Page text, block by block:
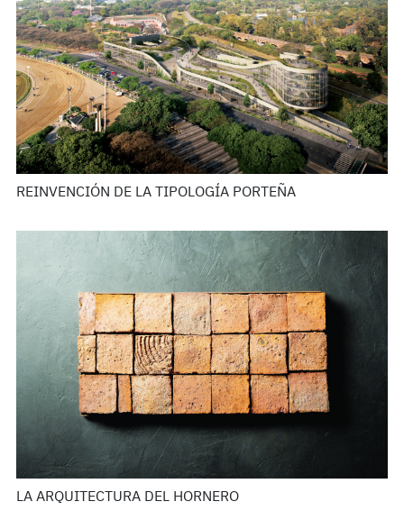
REINVENCIÓN DE LA TIPOLOGÍA PORTEÑA
LA ARQUITECTURA DEL HORNERO